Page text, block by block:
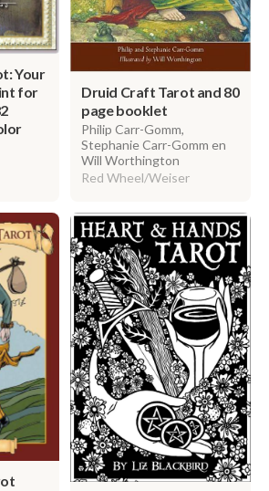
Your
for
Druid Craft Tarot and 80
page booklet
Philip Carr-Gomm,
Stephanie Carr-Gomm en
Will Worthington
Red Wheel/Weiser